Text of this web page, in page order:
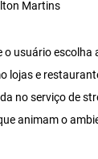
Martins
o usuário escolha
lojas e
no serviço de
animam o